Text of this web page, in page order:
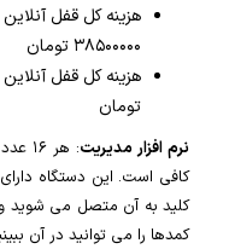
هزینه کل قفل
۳۸۵۰۰۰۰۰ تومان
تومان
نرم افزار مدیریت
:
کلید به آن متصل می شوید و
کمدها را می توانید در آن